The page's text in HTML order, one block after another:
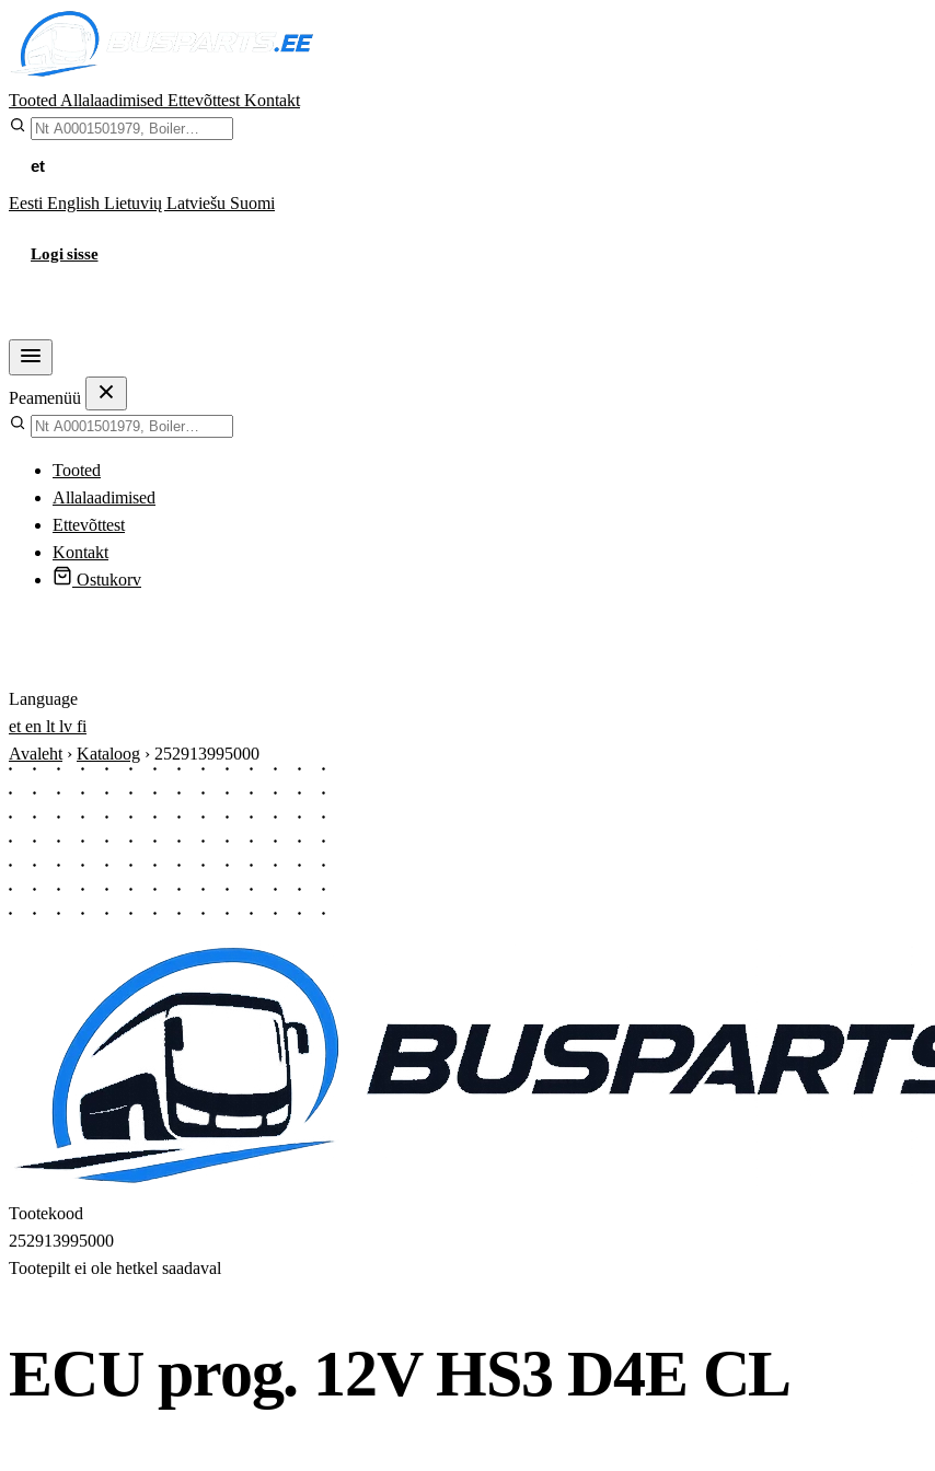
Tooted Allalaadimised Ettevõttest Kontakt
et
Eesti English Lietuvių Latviešu Suomi
Logi sisse
Peamenüü
Tooted
Allalaadimised
Ettevõttest
Kontakt
Ostukorv
Language
et en lt lv fi
Avaleht › Kataloog › 252913995000
Tootekood
252913995000
Tootepilt ei ole hetkel saadaval
ECU prog. 12V HS3 D4E CL